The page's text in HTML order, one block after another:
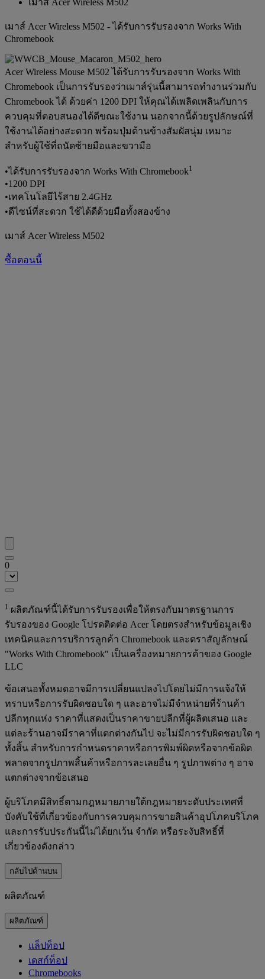
เมาส์ Acer Wireless M502 - ได้รับการรับรองจาก Works With
Chromebook
Acer Wireless Mouse M502 ได้รับการรับรองจาก Works With
Chromebook เป็นการรับรองว่าเมาส์รุ่นนี้สามารถทำงานร่วมกับ
Chromebook ได้ ด้วยค่า 1200 DPI ให้คุณได้เพลิดเพลินกับการ
ควบคุมที่ตอบสนองได้ดีขณะใช้งาน นอกจากนี้ด้วยรูปลักษณ์ที่
ใช้งานได้อย่างสะดวก พร้อมปุ่มด้านข้างสัมผัสนุ่ม เหมาะ
สำหรับผู้ใช้ที่ถนัดซ้ายมือและขวามือ
•ได้รับการรับรองจาก Works With Chromebook1
•1200 DPI
•เทคโนโลยีไร้สาย 2.4GHz
•ดีไซน์ที่สะดวก ใช้ได้ดีด้วยมือทั้งสองข้าง
เมาส์ Acer Wireless M502
ซื้อตอนนี้
0
1.ผลิตภัณฑ์นี้ได้รับการรับรองเพื่อให้ตรงกับมาตรฐานการ
รับรองของ Google โปรดติดต่อ Acer โดยตรงสำหรับข้อมูลเชิง
เทคนิคและการบริการลูกค้า Chromebook และตราสัญลักษณ์
"Works With Chromebook" เป็นเครื่องหมายการค้าของ Google
LLC
ข้อเสนอทั้งหมดอาจมีการเปลี่ยนแปลงไปโดยไม่มีการแจ้งให้
ทราบหรือการรับผิดชอบใด ๆ และอาจไม่มีจำหน่ายที่ร้านค้า
ปลีกทุกแห่ง ราคาที่แสดงเป็นราคาขายปลีกที่ผู้ผลิตเสนอ และ
แต่ละร้านอาจมีราคาที่แตกต่างกันไป จะไม่มีการรับผิดชอบใด ๆ
ทั้งสิ้น สำหรับการกำหนดราคาหรือการพิมพ์ผิดหรือจากข้อผิด
พลาดจากรูปภาพสิ้นค้าหรือการละเลยอื่น ๆ รูปภาพต่าง ๆ อาจ
แตกต่างจากข้อเสนอ
ผู้บริโภคมีสิทธิ์ตามกฎหมายภายใต้กฎหมายระดับประเทศที่
บังคับใช้ที่เกี่ยวข้องกับการควบคุมการขายสินค้าอุปโภคบริโภค
และการรับประกันนี้ไม่ได้ยกเว้น จำกัด หรือระงับสิทธิ์ที่
เกี่ยวข้องดังกล่าว
กลับไปด้านบน
ผลิตภัณฑ์
ผลิตภัณฑ์
แล็ปท็อป
เดสก์ท็อป
Chromebooks